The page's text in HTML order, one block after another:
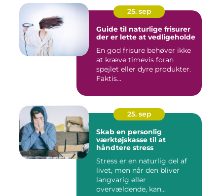
25. sep
Guide til naturlige frisurer
der er lette at vedligeholde
En god frisure behøver ikke
at kræve timevis foran
spejlet eller dyre produkter.
Faktis...
25. sep
Skab en personlig
værktøjskasse til at
håndtere stress
Stress er en naturlig del af
livet, men når den bliver
langvarig eller
overvældende, kan...